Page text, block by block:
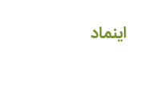
اینماد